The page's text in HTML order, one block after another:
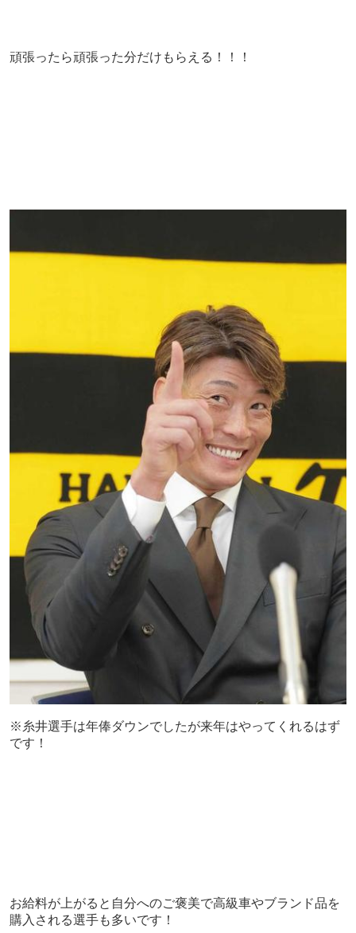
頑張ったら頑張った分だけもらえる！！！
※糸井選手は年俸ダウンでしたが来年はやってくれるはず
です！
お給料が上がると自分へのご褒美で高級車やブランド品を
購入される選手も多いです！